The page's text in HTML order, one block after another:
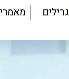
גרילים